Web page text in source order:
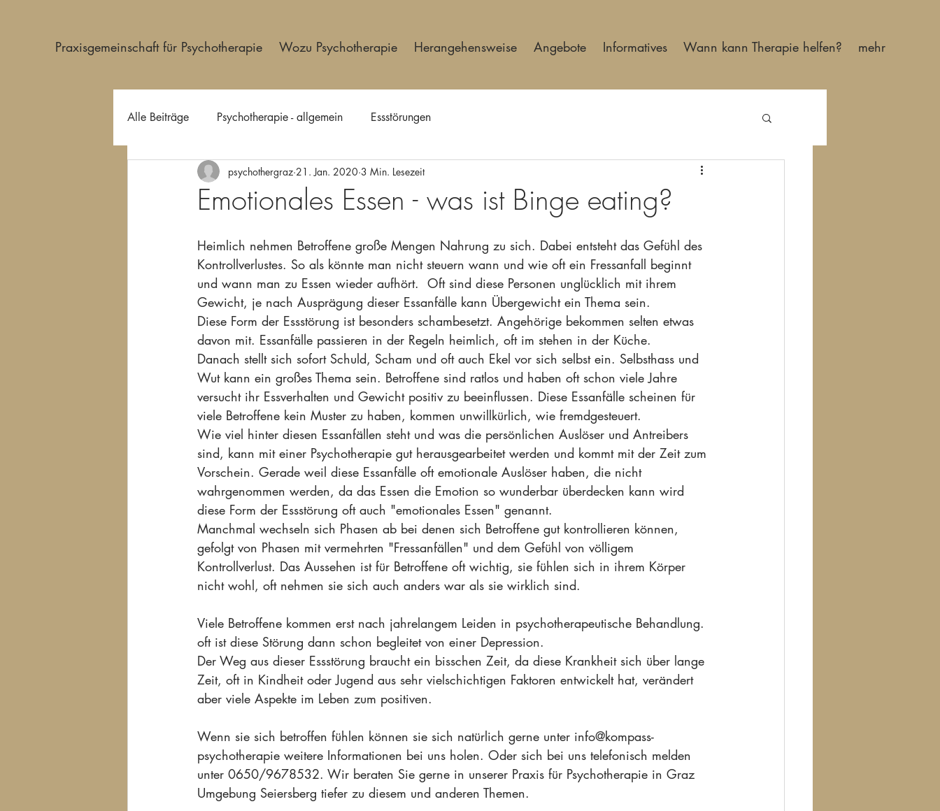
Praxisgemeinschaft für Psychotherapie Wozu Psychotherapie Herangehensweise Angebote Informatives Wann kann Therapie helfen? mehr
Alle Beiträge Psychotherapie - allgemein Essstörungen
Emotionales Essen - was ist Binge eating?
psychothergraz 21. Jan. 2020 3 Min. Lesezeit
Heimlich nehmen Betroffene große Mengen Nahrung zu sich. Dabei entsteht das Gefühl des
Kontrollverlustes. So als könnte man nicht steuern wann und wie oft ein Fressanfall beginnt
und wann man zu Essen wieder aufhört.  Oft sind diese Personen unglücklich mit ihrem
Gewicht, je nach Ausprägung dieser Essanfälle kann Übergewicht ein Thema sein.
Diese Form der Essstörung ist besonders schambesetzt. Angehörige bekommen selten etwas
davon mit. Essanfälle passieren in der Regeln heimlich, oft im stehen in der Küche.
Danach stellt sich sofort Schuld, Scham und oft auch Ekel vor sich selbst ein. Selbsthass und
Wut kann ein großes Thema sein. Betroffene sind ratlos und haben oft schon viele Jahre
versucht ihr Essverhalten und Gewicht positiv zu beeinflussen. Diese Essanfälle scheinen für
viele Betroffene kein Muster zu haben, kommen unwillkürlich, wie fremdgesteuert.
Wie viel hinter diesen Essanfällen steht und was die persönlichen Auslöser und Antreibers
sind, kann mit einer Psychotherapie gut herausgearbeitet werden und kommt mit der Zeit zum
Vorschein. Gerade weil diese Essanfälle oft emotionale Auslöser haben, die nicht
wahrgenommen werden, da das Essen die Emotion so wunderbar überdecken kann wird
diese Form der Essstörung oft auch "emotionales Essen" genannt.
Manchmal wechseln sich Phasen ab bei denen sich Betroffene gut kontrollieren können,
gefolgt von Phasen mit vermehrten "Fressanfällen" und dem Gefühl von völligem
Kontrollverlust. Das Aussehen ist für Betroffene oft wichtig, sie fühlen sich in ihrem Körper
nicht wohl, oft nehmen sie sich auch anders war als sie wirklich sind.
Viele Betroffene kommen erst nach jahrelangem Leiden in psychotherapeutische Behandlung.
oft ist diese Störung dann schon begleitet von einer Depression.
Der Weg aus dieser Essstörung braucht ein bisschen Zeit, da diese Krankheit sich über lange
Zeit, oft in Kindheit oder Jugend aus sehr vielschichtigen Faktoren entwickelt hat, verändert
aber viele Aspekte im Leben zum positiven.
Wenn sie sich betroffen fühlen können sie sich natürlich gerne unter info@kompass-
psychotherapie weitere Informationen bei uns holen. Oder sich bei uns telefonisch melden
unter 0650/9678532. Wir beraten Sie gerne in unserer Praxis für Psychotherapie in Graz
Umgebung Seiersberg tiefer zu diesem und anderen Themen.